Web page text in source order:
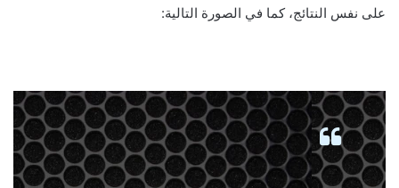
على نفس النتائج، كما في الصورة التالية: